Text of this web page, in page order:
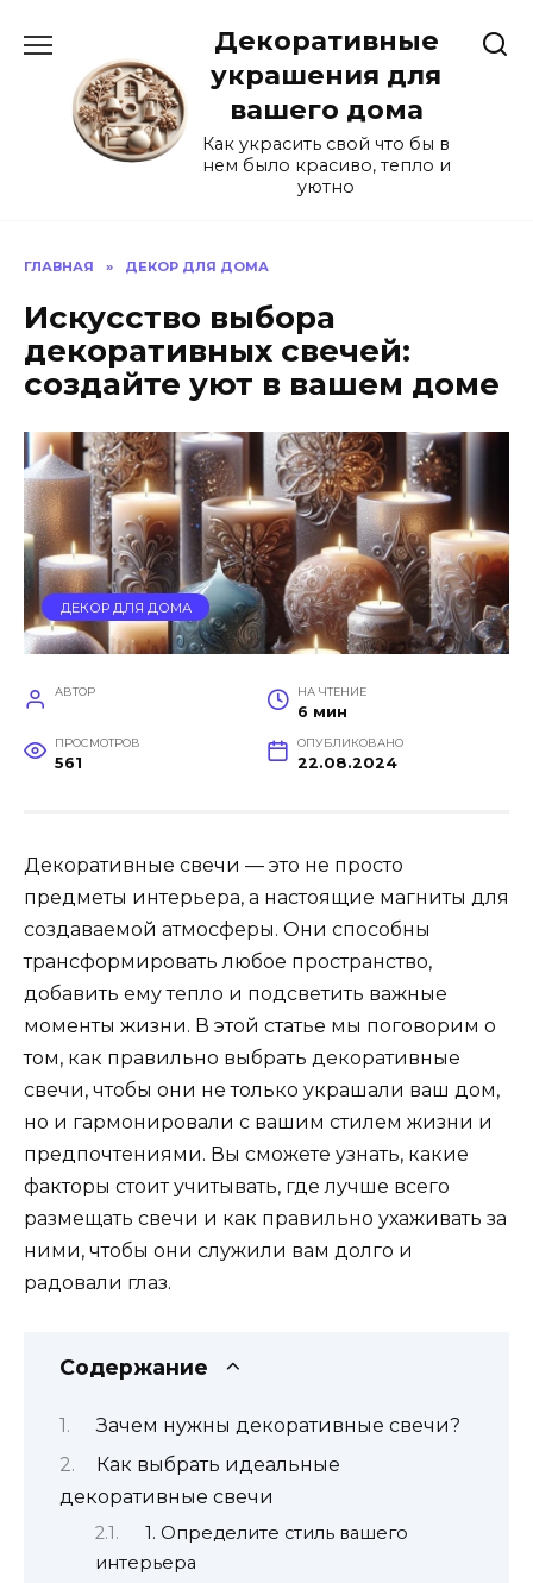
содержанию
Декоративные
украшения для
вашего дома
Как украсить свой что бы в
нем было красиво, тепло и
уютно
ГЛАВНАЯ » ДЕКОР ДЛЯ ДОМА
Искусство выбора
декоративных свечей:
создайте уют в вашем доме
ДЕКОР ДЛЯ ДОМА
АВТОР НА ЧТЕНИЕ
6 мин
ПРОСМОТРОВ
561
ОПУБЛИКОВАНО
22.08.2024
Декоративные свечи — это не просто
предметы интерьера, а настоящие магниты для
создаваемой атмосферы. Они способны
трансформировать любое пространство,
добавить ему тепло и подсветить важные
моменты жизни. В этой статье мы поговорим о
том, как правильно выбрать декоративные
свечи, чтобы они не только украшали ваш дом,
но и гармонировали с вашим стилем жизни и
предпочтениями. Вы сможете узнать, какие
факторы стоит учитывать, где лучше всего
размещать свечи и как правильно ухаживать за
ними, чтобы они служили вам долго и
радовали глаз.
Содержание
Зачем нужны декоративные свечи?
Как выбрать идеальные
декоративные свечи
1. Определите стиль вашего
интерьера